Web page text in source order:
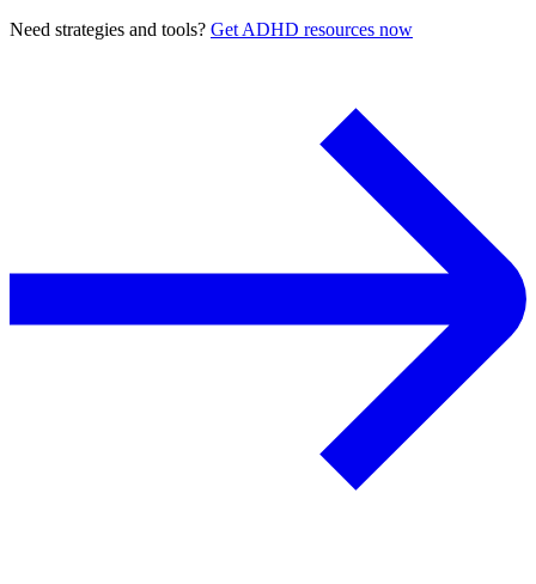
Need strategies and tools? Get ADHD resources now